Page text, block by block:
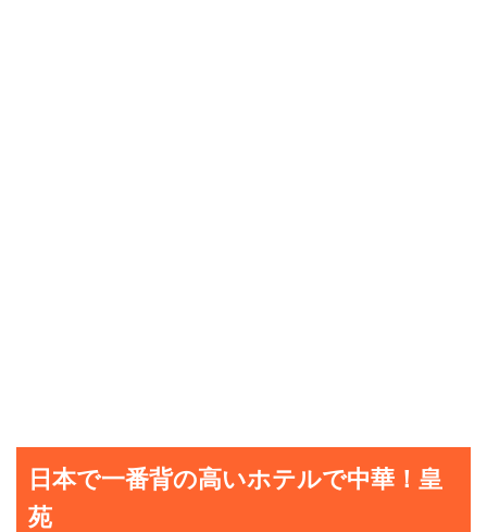
日本で一番背の高いホテルで中華！皇
苑